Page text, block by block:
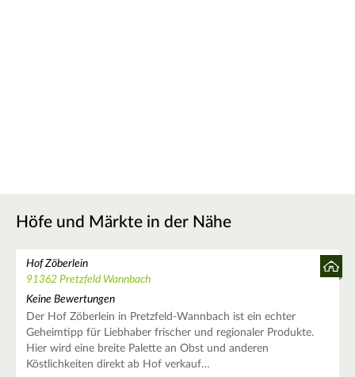
Höfe und Märkte in der Nähe
Hof Zöberlein
91362 Pretzfeld Wannbach
Keine Bewertungen
Der Hof Zöberlein in Pretzfeld-Wannbach ist ein echter
Geheimtipp für Liebhaber frischer und regionaler Produkte.
Hier wird eine breite Palette an Obst und anderen
Köstlichkeiten direkt ab Hof verkauf…